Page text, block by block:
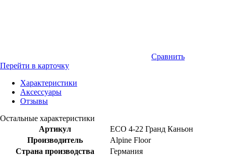
Сравнить
Перейти в карточку
Характеристики
Аксессуары
Отзывы
Остальные характеристики
Артикул
ЕСО 4-22 Гранд Каньон
Производитель
Alpine Floor
Страна производства
Германия